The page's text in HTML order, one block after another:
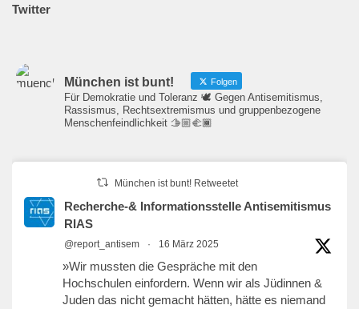
Twitter
München ist bunt! Folgen
Für Demokratie und Toleranz 🕊️ Gegen Antisemitismus,
Rassismus, Rechtsextremismus und gruppenbezogene
Menschenfeindlichkeit 🫱🏼‍🫲🏾
München ist bunt! Retweetet
Recherche-& Informationsstelle Antisemitismus
RIAS
@report_antisem · 16 März 2025
»Wir mussten die Gespräche mit den
Hochschulen einfordern. Wenn wir als Jüdinnen &
Juden das nicht gemacht hätten, hätte es niemand